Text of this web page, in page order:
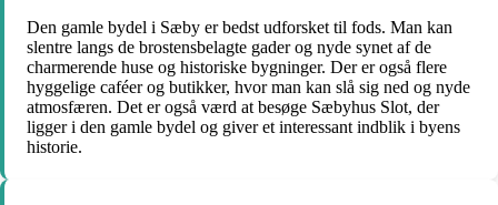
Den gamle bydel i Sæby er bedst udforsket til fods. Man kan
slentre langs de brostensbelagte gader og nyde synet af de
charmerende huse og historiske bygninger. Der er også flere
hyggelige caféer og butikker, hvor man kan slå sig ned og nyde
atmosfæren. Det er også værd at besøge Sæbyhus Slot, der
ligger i den gamle bydel og giver et interessant indblik i byens
historie.